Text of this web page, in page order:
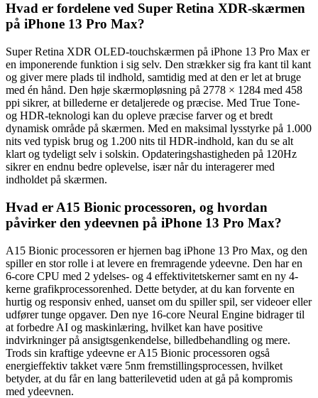
Hvad er fordelene ved Super Retina XDR-skærmen
på iPhone 13 Pro Max?
Super Retina XDR OLED-touchskærmen på iPhone 13 Pro Max er
en imponerende funktion i sig selv. Den strækker sig fra kant til kant
og giver mere plads til indhold, samtidig med at den er let at bruge
med én hånd. Den høje skærmopløsning på 2778 × 1284 med 458
ppi sikrer, at billederne er detaljerede og præcise. Med True Tone-
og HDR-teknologi kan du opleve præcise farver og et bredt
dynamisk område på skærmen. Med en maksimal lysstyrke på 1.000
nits ved typisk brug og 1.200 nits til HDR-indhold, kan du se alt
klart og tydeligt selv i solskin. Opdateringshastigheden på 120Hz
sikrer en endnu bedre oplevelse, især når du interagerer med
indholdet på skærmen.
Hvad er A15 Bionic processoren, og hvordan
påvirker den ydeevnen på iPhone 13 Pro Max?
A15 Bionic processoren er hjernen bag iPhone 13 Pro Max, og den
spiller en stor rolle i at levere en fremragende ydeevne. Den har en
6-core CPU med 2 ydelses- og 4 effektivitetskerner samt en ny 4-
kerne grafikprocessorenhed. Dette betyder, at du kan forvente en
hurtig og responsiv enhed, uanset om du spiller spil, ser videoer eller
udfører tunge opgaver. Den nye 16-core Neural Engine bidrager til
at forbedre AI og maskinlæring, hvilket kan have positive
indvirkninger på ansigtsgenkendelse, billedbehandling og mere.
Trods sin kraftige ydeevne er A15 Bionic processoren også
energieffektiv takket være 5nm fremstillingsprocessen, hvilket
betyder, at du får en lang batterilevetid uden at gå på kompromis
med ydeevnen.